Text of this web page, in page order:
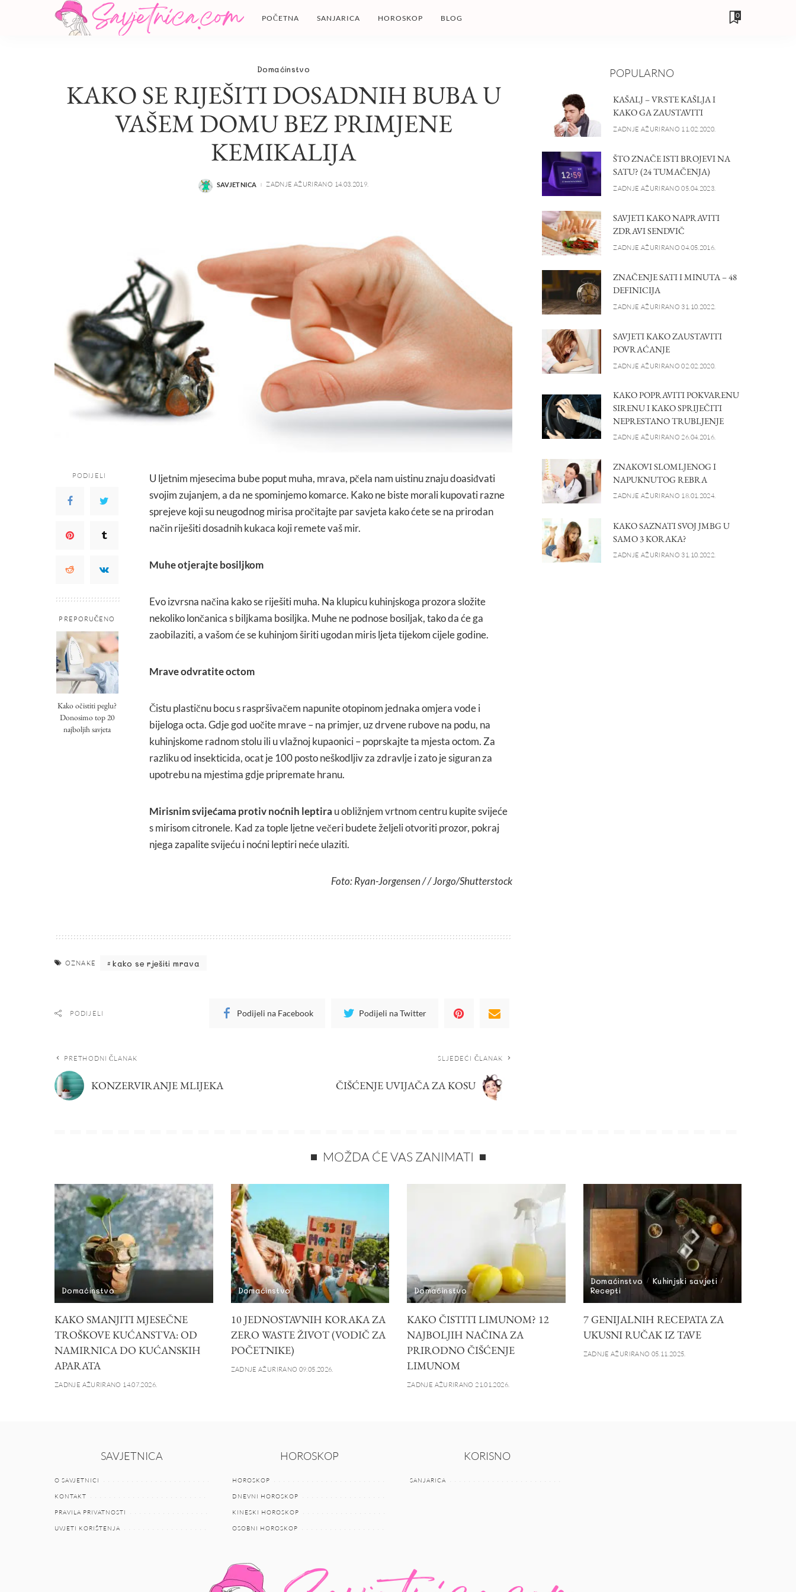
POČETNA SANJARICA HOROSKOP BLOG 0
Domaćinstvo
KAKO SE RIJEŠITI DOSADNIH BUBA U
VAŠEM DOMU BEZ PRIMJENE
KEMIKALIJA
POSTED
SAVJETNICA ZADNJE AŽURIRANO 14.03.2019.
PODIJELI
PREPORUČENO
Kako očistiti peglu?
Donosimo top 20
najboljih savjeta
U ljetnim mjesecima bube poput muha, mrava, pčela nam uistinu znaju doasiđvati
svojim zujanjem, a da ne spominjemo komarce. Kako ne biste morali kupovati razne
sprejeve koji su neugodnog mirisa pročitajte par savjeta kako ćete se na prirodan
način riješiti dosadnih kukaca koji remete vaš mir.
Muhe otjerajte bosiljkom
Evo izvrsna načina kako se riješiti muha. Na klupicu kuhinjskoga prozora složite
nekoliko lončanica s biljkama bosiljka. Muhe ne podnose bosiljak, tako da će ga
zaobilaziti, a vašom će se kuhinjom širiti ugodan miris ljeta tijekom cijele godine.
Mrave odvratite octom
Čistu plastičnu bocu s raspršivačem napunite otopinom jednaka omjera vode i
bijeloga octa. Gdje god uočite mrave – na primjer, uz drvene rubove na podu, na
kuhinjskome radnom stolu ili u vlažnoj kupaonici – poprskajte ta mjesta octom. Za
razliku od insekticida, ocat je 100 posto neškodljiv za zdravlje i zato je siguran za
upotrebu na mjestima gdje pripremate hranu.
Mirisnim svijećama protiv noćnih leptira u obližnjem vrtnom centru kupite svijeće
s mirisom citronele. Kad za tople ljetne večeri budete željeli otvoriti prozor, pokraj
njega zapalite svijeću i noćni leptiri neće ulaziti.
Foto: Ryan-Jorgensen / / Jorgo/Shutterstock
OZNAKE kako se rješiti mrava
PODIJELI Podijeli na Facebook Podijeli na Twitter
PRETHODNI ČLANAK
KONZERVIRANJE MLIJEKA
SLJEDEĆI ČLANAK
ČIŠĆENJE UVIJAČA ZA KOSU
POPULARNO
KAŠALJ – VRSTE KAŠLJA I
KAKO GA ZAUSTAVITI
ZADNJE AŽURIRANO 11.02.2020.
ŠTO ZNAČE ISTI BROJEVI NA
SATU? (24 TUMAČENJA)
ZADNJE AŽURIRANO 05.04.2023.
SAVJETI KAKO NAPRAVITI
ZDRAVI SENDVIČ
ZADNJE AŽURIRANO 04.05.2016.
ZNAČENJE SATI I MINUTA – 48
DEFINICIJA
ZADNJE AŽURIRANO 31.10.2022.
SAVJETI KAKO ZAUSTAVITI
POVRAĆANJE
ZADNJE AŽURIRANO 02.02.2020.
KAKO POPRAVITI POKVARENU
SIRENU I KAKO SPRIJEČITI
NEPRESTANO TRUBLJENJE
ZADNJE AŽURIRANO 26.04.2016.
ZNAKOVI SLOMLJENOG I
NAPUKNUTOG REBRA
ZADNJE AŽURIRANO 18.01.2024.
KAKO SAZNATI SVOJ JMBG U
SAMO 3 KORAKA?
ZADNJE AŽURIRANO 31.10.2022.
MOŽDA ĆE VAS ZANIMATI
Domaćinstvo
KAKO SMANJITI MJESEČNE
TROŠKOVE KUĆANSTVA: OD
NAMIRNICA DO KUĆANSKIH
APARATA
ZADNJE AŽURIRANO 14.07.2026.
Domaćinstvo
10 JEDNOSTAVNIH KORAKA ZA
ZERO WASTE ŽIVOT (VODIČ ZA
POČETNIKE)
ZADNJE AŽURIRANO 09.05.2026.
Domaćinstvo
KAKO ČISTITI LIMUNOM? 12
NAJBOLJIH NAČINA ZA
PRIRODNO ČIŠĆENJE
LIMUNOM
ZADNJE AŽURIRANO 21.01.2026.
Domaćinstvo
Kuhinjski savjeti
Recepti
7 GENIJALNIH RECEPATA ZA
UKUSNI RUČAK IZ TAVE
ZADNJE AŽURIRANO 05.11.2025.
SAVJETNICA
O SAVJETNICI
KONTAKT
PRAVILA PRIVATNOSTI
UVJETI KORIŠTENJA
HOROSKOP
HOROSKOP
DNEVNI HOROSKOP
KINESKI HOROSKOP
OSOBNI HOROSKOP
KORISNO
SANJARICA